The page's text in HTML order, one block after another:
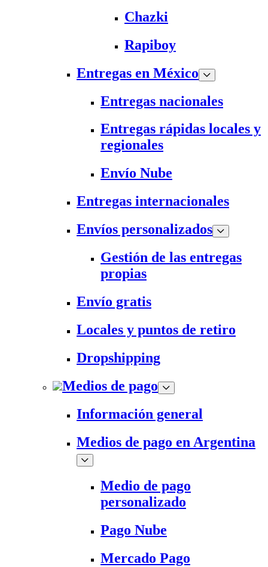
Chazki
Rapiboy
Entregas en México
Entregas nacionales
Entregas rápidas locales y
regionales
Envío Nube
Entregas internacionales
Envíos personalizados
Gestión de las entregas
propias
Envío gratis
Locales y puntos de retiro
Dropshipping
Medios de pago
Información general
Medios de pago en Argentina
Medio de pago
personalizado
Pago Nube
Mercado Pago